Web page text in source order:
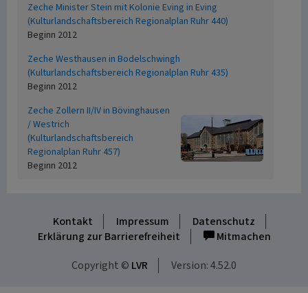
Zeche Minister Stein mit Kolonie Eving in Eving
(Kulturlandschaftsbereich Regionalplan Ruhr 440)
Beginn 2012
Zeche Westhausen in Bodelschwingh
(Kulturlandschaftsbereich Regionalplan Ruhr 435)
Beginn 2012
Zeche Zollern II/IV in Bövinghausen
/ Westrich
(Kulturlandschaftsbereich
Regionalplan Ruhr 457)
Beginn 2012
Kontakt Impressum
Datenschutz
Erklärung zur Barrierefreiheit
Mitmachen
Copyright © LVR Version: 4.52.0